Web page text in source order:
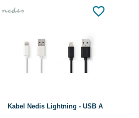
Kabel Nedis Lightning - USB A